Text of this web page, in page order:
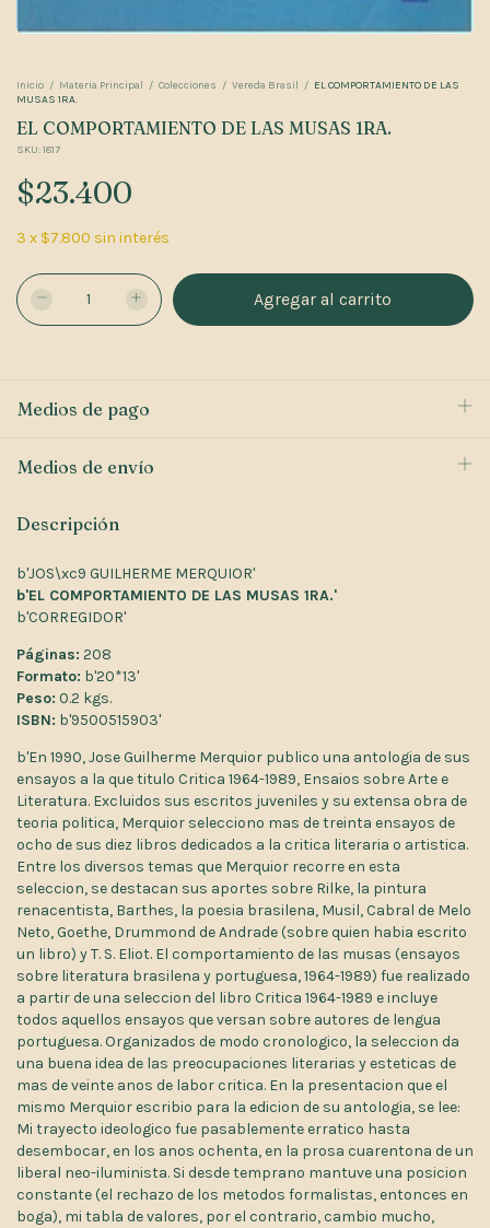
Inicio / Materia Principal / Colecciones / Vereda Brasil / EL COMPORTAMIENTO DE LAS
MUSAS 1RA.
EL COMPORTAMIENTO DE LAS MUSAS 1RA.
SKU:1817
$23.400
3 x $7.800 sin interés
Medios de pago
Medios de envío
Descripción
b'JOS\xc9 GUILHERME MERQUIOR'
b'EL COMPORTAMIENTO DE LAS MUSAS 1RA.'
b'CORREGIDOR'
Páginas: 208
Formato: b'20*13'
Peso: 0.2 kgs.
ISBN: b'9500515903'
b'En 1990, Jose Guilherme Merquior publico una antologia de sus
ensayos a la que titulo Critica 1964-1989, Ensaios sobre Arte e
Literatura. Excluidos sus escritos juveniles y su extensa obra de
teoria politica, Merquior selecciono mas de treinta ensayos de
ocho de sus diez libros dedicados a la critica literaria o artistica.
Entre los diversos temas que Merquior recorre en esta
seleccion, se destacan sus aportes sobre Rilke, la pintura
renacentista, Barthes, la poesia brasilena, Musil, Cabral de Melo
Neto, Goethe, Drummond de Andrade (sobre quien habia escrito
un libro) y T. S. Eliot. El comportamiento de las musas (ensayos
sobre literatura brasilena y portuguesa, 1964-1989) fue realizado
a partir de una seleccion del libro Critica 1964-1989 e incluye
todos aquellos ensayos que versan sobre autores de lengua
portuguesa. Organizados de modo cronologico, la seleccion da
una buena idea de las preocupaciones literarias y esteticas de
mas de veinte anos de labor critica. En la presentacion que el
mismo Merquior escribio para la edicion de su antologia, se lee:
Mi trayecto ideologico fue pasablemente erratico hasta
desembocar, en los anos ochenta, en la prosa cuarentona de un
liberal neo-iluminista. Si desde temprano mantuve una posicion
constante (el rechazo de los metodos formalistas, entonces en
boga), mi tabla de valores, por el contrario, cambio mucho,